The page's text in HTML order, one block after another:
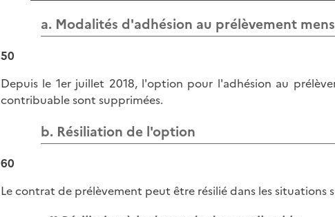
a. Modalités d'adhésion au prélèvement
50
Depuis le 1er juillet 2018, l'option pour l'adhésion au
contribuable sont supprimées.
b. Résiliation de l'option
60
Le contrat de prélèvement peut être résilié dans les situations